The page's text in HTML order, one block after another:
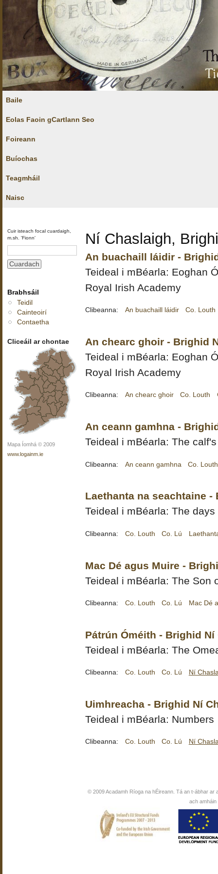
Baile
Eolas Faoin gCartlann Seo
Foireann
Buíochas
Teagmháil
Naisc
Cuir isteach focal cuardaigh,
m.sh. 'Fionn'
Brabhsáil
Teidil
Cainteoirí
Contaetha
Cliceáil ar chontae
Mapa Íomhá © 2009
www.logainm.ie
Ní Chaslaigh,
An buachaill láidir -
Teideal i mBéarla: Eoghan
Royal Irish Academy
Clibeanna: An buachaill láidir Co. Louth
An chearc ghoir - Brighid
Teideal i mBéarla: Eoghan
Royal Irish Academy
Clibeanna: An chearc ghoir Co. Louth
An ceann gamhna -
Teideal i mBéarla: The
Clibeanna: An ceann gamhna Co. Louth
Laethanta na seachtaine
Teideal i mBéarla: The
Clibeanna: Co. Louth Co. Lú
Mac Dé agus Muire -
Teideal i mBéarla: The Son
Clibeanna: Co. Louth Co. Lú Mac Dé
Pátrún Óméith - Brighid
Teideal i mBéarla: The
Clibeanna: Co. Louth Co. Lú Ní
Uimhreacha - Brighid Ní
Teideal i mBéarla: Numbers
Clibeanna: Co. Louth Co. Lú Ní
© 2009 Acadamh Ríoga na hÉireann. Tá an t-ábhar ar
ach amháin